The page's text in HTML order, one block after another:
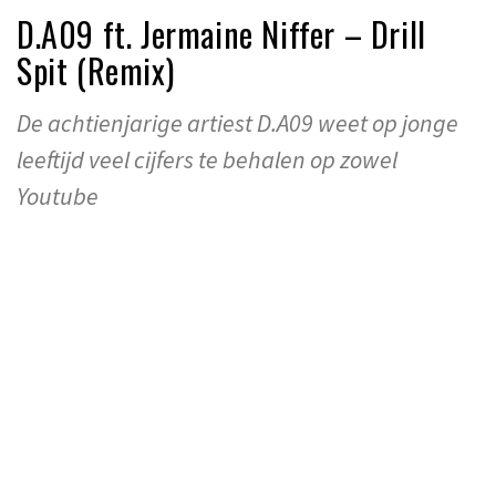
D.A09 ft. Jermaine Niffer – Drill
Spit (Remix)
De achtienjarige artiest D.A09 weet op jonge
leeftijd veel cijfers te behalen op zowel
Youtube